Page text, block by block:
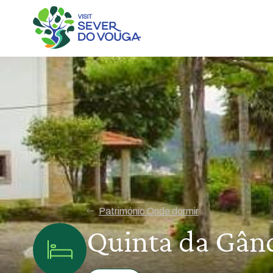
Património Onde dormir
Quinta da